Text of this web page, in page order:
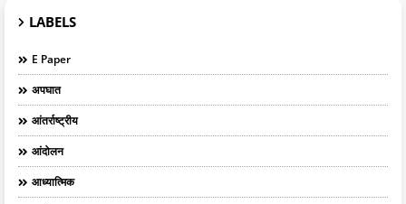
LABELS
E Paper
अपघात
आंतर्राष्ट्रीय
आंदोलन
आध्यात्मिक